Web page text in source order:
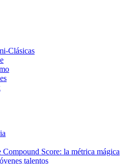
Clásicas
Compound Score: la métrica mágica
talentos